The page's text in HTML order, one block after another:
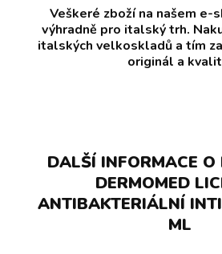
Veškeré zboží na našem e-
výhradně pro italský trh.
italských velkoskladů a tím
originál a
DALŠÍ INFORMACE O
DERMOMED
ANTIBAKTERIÁLNÍ
ML